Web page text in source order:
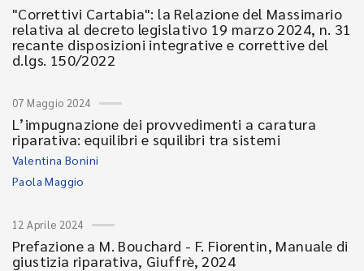
"Correttivi Cartabia": la Relazione del Massimario
relativa al decreto legislativo 19 marzo 2024, n. 31
recante disposizioni integrative e correttive del
d.lgs. 150/2022
07 Maggio 2024
L’impugnazione dei provvedimenti a caratura
riparativa: equilibri e squilibri tra sistemi
Valentina Bonini
Paola Maggio
12 Aprile 2024
Prefazione a M. Bouchard - F. Fiorentin, Manuale di
giustizia riparativa, Giuffrè, 2024